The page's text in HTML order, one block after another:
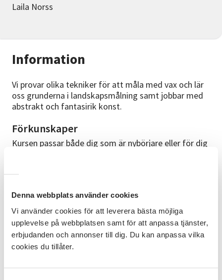
Denna webbplats använder cookies
Vi använder cookies för att leverera bästa möjliga
upplevelse på webbplatsen samt för att anpassa tjänster,
erbjudanden och annonser till dig. Du kan anpassa vilka
cookies du tillåter.
Information
Vi provar olika tekniker för att måla med vax och lär
oss grunderna i landskapsmålning samt jobbar med
abstrakt och fantasirik konst.
Förkunskaper
Kursen passar både dig som är nybörjare eller för dig
Speciella papper, vaxfärger och lån av strykjärn ingår i
materialavgiften. Om du önskar måla på canvasduk
så finns det olika storlekar på plats (betalas med
Swish).
Ta med vad du vill fika och äta under dagen. Det
Laila Norss